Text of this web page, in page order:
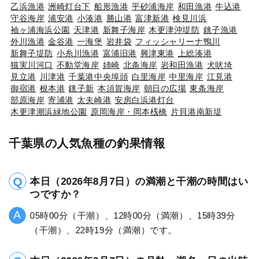
乙浜漁港 洲崎灯台下 船形漁港 平砂浦海岸 和田漁港 牛込港
守谷海岸 浦安港 小湊港 勝山港 富津新港 検見川浜
袖ヶ浦海浜公園 天津港 新舞子海岸 木更津沖堤防 銚子漁港
外川漁港 金谷港 一海堡 岩井袋 フィッシャリーナ鴨川
新舞子堤防 小糸川漁港 富浦旧港 興津東港
上総湊港
猫実川河口 不動堂海岸 姉崎 北条海岸 岩和田漁港 犬吠埼
見立港
川津港 千葉港中央埠頭 白里海岸 中里海岸 江見港
御宿港 根本港 銚子新 本須賀海岸 朝日の広場 東条海岸
部原海岸 寄浦港 太夫崎港 安房白浜港灯台
木更津潮浜緑地公園
原岡海岸・岡本桟橋 片貝港南新堤
千葉県の人気魚種の釣果情報
本日（2026年8月7日）の満潮と干潮の時間はい
つですか？
05時00分（干潮）、12時00分（満潮）、15時39分
（干潮）、22時19分（満潮）です。